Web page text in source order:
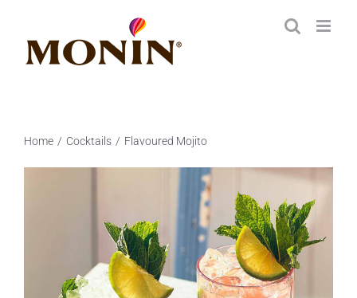
Inhalt
springen
Home Cocktails Flavoured Mojito